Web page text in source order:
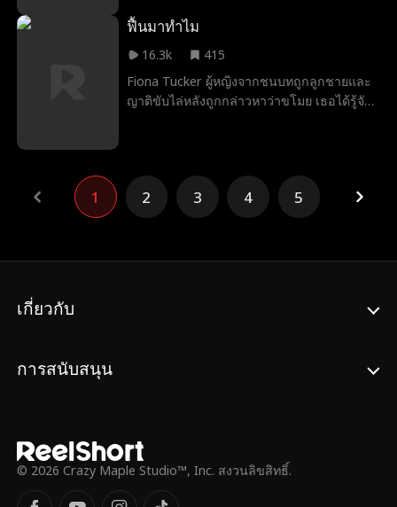
เรียนโรงเรียนเอกชนภายใต้เครือของเขา
ถูกแม่ผู้ให้กำเนิดบีบบังคับจนต้องออกไปทำงาน
พิเศษ ที่นั่นเอง เธอได้พบกับเมฆาอีกครั้ง ความ
ใกล้ชิดทำให้ทั้งสองค่อยๆ เกิดความรู้สึกที่ดีต่อ
ฟื้นมาทำไม
16.3k
415
Fiona Tucker ผู้หญิงจากชนบทถูกลูกชายและ
ญาติขับไล่หลังถูกกล่าวหาว่าขโมย เธอได้รู้จัก
Fiona จะย้ายออกไปแล้ว Sarah ก็ยังหาทาง
ทำให้เธออับอายจนต้องไปโรงพยาบาลครั้งหนึ่ง
Joel ยืนเคียงข้างและปกป้อง Fiona ตลอดมา
1 2 3 4 5
เกี่ยวกับ
การสนับสนุน
© 2026 Crazy Maple Studio™, Inc. สงวนลิขสิทธิ์.